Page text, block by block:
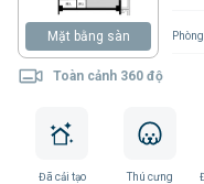
Mặt bằng sàn
Toàn cảnh 360 độ
Đã cải tạo Thú cưng